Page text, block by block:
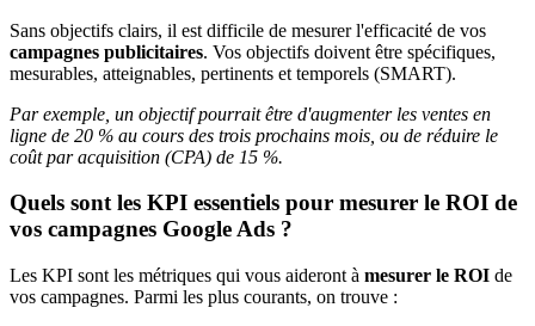
Sans objectifs clairs, il est difficile de mesurer l'efficacité de vos
campagnes publicitaires. Vos objectifs doivent être spécifiques,
mesurables, atteignables, pertinents et temporels (SMART).
Par exemple, un objectif pourrait être d'augmenter les ventes en
ligne de 20 % au cours des trois prochains mois, ou de réduire le
coût par acquisition (CPA) de 15 %.
Quels sont les KPI essentiels pour mesurer le ROI de
vos campagnes Google Ads ?
Les KPI sont les métriques qui vous aideront à mesurer le ROI de
vos campagnes. Parmi les plus courants, on trouve :